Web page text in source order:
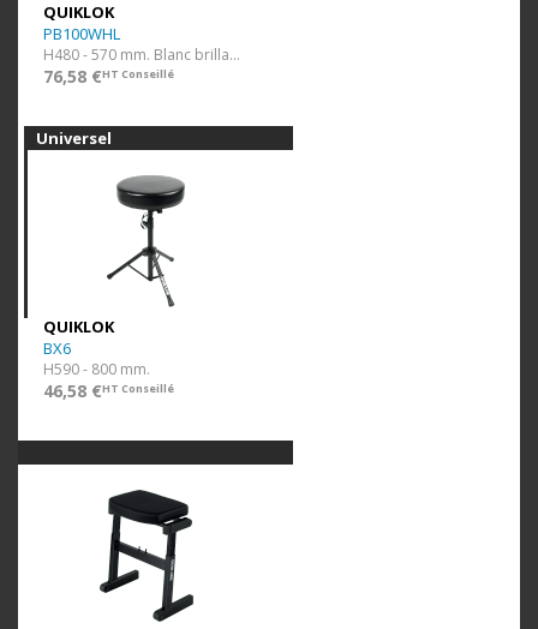
QUIKLOK
PB100WHL
H480 - 570 mm. Blanc brillant. Assise Simili.
76,58 €HT Conseillé
Universel
QUIKLOK
BX6
H590 - 800 mm.
46,58 €HT Conseillé